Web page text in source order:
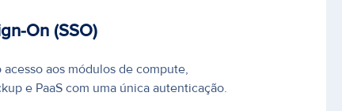
On (SSO)
aos módulos de compute,
e PaaS com uma única autenticação.